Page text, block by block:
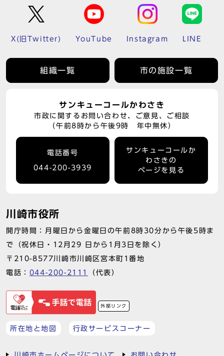
X(旧Twitter) YouTube Instagram LINE
組織一覧 市の施設一覧
サンキューコールかわさき
市政に関するお問い合わせ、ご意見、ご相談
（午前8時から午後9時 年中無休）
電話番号
044-200-3939
サンキューコールか
わさきの
ページを見る
川崎市役所
開庁時間：月曜日から金曜日の午前8時30分から午後5時ま
で（祝休日・12月29 日から1月3日を除く）
〒210-8577川崎市川崎区宮本町1番地
電話： 044-200-2111 （代表）
外部リンク
所在地と地図 行政サービスコーナー